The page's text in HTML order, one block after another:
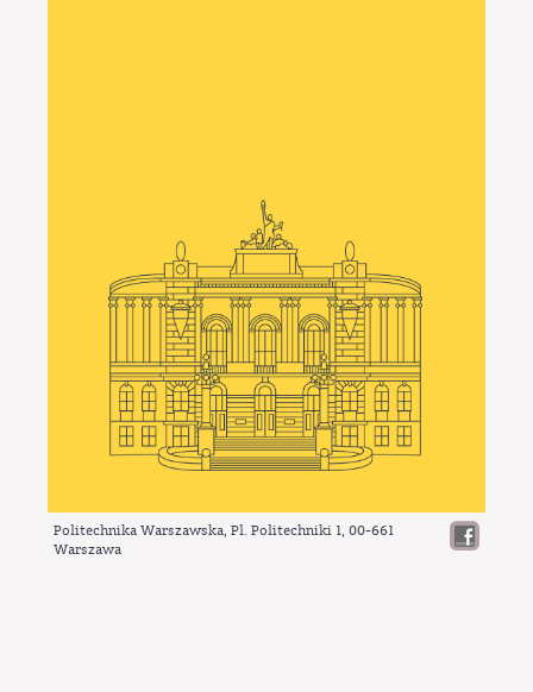
Politechnika Warszawska, Pl. Politechniki 1, 00-661
Warszawa